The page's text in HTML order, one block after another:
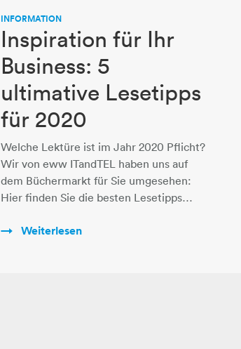
INFORMATION
Inspiration für Ihr
Business: 5
ultimative Lesetipps
für 2020
Welche Lektüre ist im Jahr 2020 Pflicht?
Wir von eww ITandTEL haben uns auf
dem Büchermarkt für Sie umgesehen:
Hier finden Sie die besten Lesetipps…
Weiterlesen